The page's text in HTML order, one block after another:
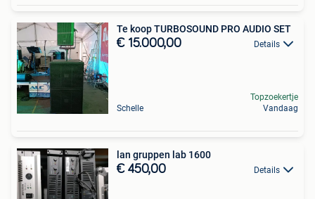
Te koop TURBOSOUND PRO AUDIO SET
€ 15.000,00 Details
Schelle
Topzoekertje
Vandaag
lan gruppen lab 1600
€ 450,00 Details